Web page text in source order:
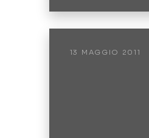
13 MAGGIO 2011